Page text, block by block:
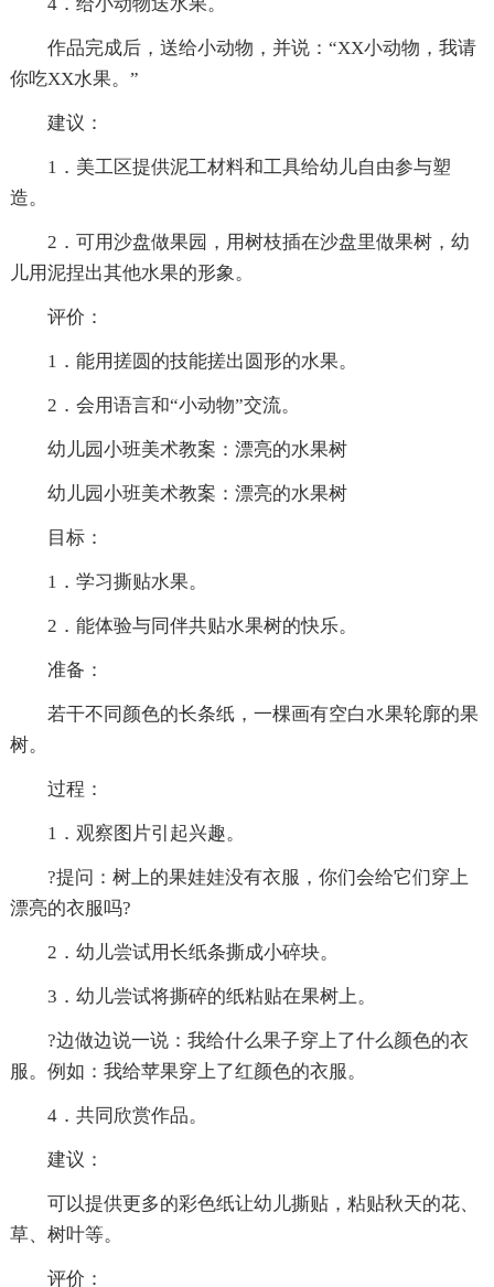
作品完成后，送给小动物，并说：“XX小动物，我请
你吃XX水果。”
建议：
1．美工区提供泥工材料和工具给幼儿自由参与塑
造。
2．可用沙盘做果园，用树枝插在沙盘里做果树，幼
儿用泥捏出其他水果的形象。
评价：
1．能用搓圆的技能搓出圆形的水果。
2．会用语言和“小动物”交流。
幼儿园小班美术教案：漂亮的水果树
幼儿园小班美术教案：漂亮的水果树
目标：
1．学习撕贴水果。
2．能体验与同伴共贴水果树的快乐。
准备：
若干不同颜色的长条纸，一棵画有空白水果轮廓的果
树。
过程：
1．观察图片引起兴趣。
?提问：树上的果娃娃没有衣服，你们会给它们穿上
漂亮的衣服吗?
2．幼儿尝试用长纸条撕成小碎块。
3．幼儿尝试将撕碎的纸粘贴在果树上。
?边做边说一说：我给什么果子穿上了什么颜色的衣
服。例如：我给苹果穿上了红颜色的衣服。
4．共同欣赏作品。
建议：
可以提供更多的彩色纸让幼儿撕贴，粘贴秋天的花、
草、树叶等。
评价：